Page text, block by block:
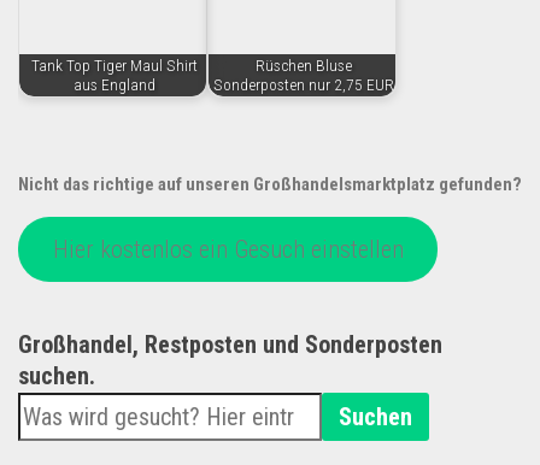
Tank Top Tiger Maul Shirt
aus England
Rüschen Bluse
Sonderposten nur 2,75 EUR
Nicht das richtige auf unseren Großhandelsmarktplatz gefunden?
Hier kostenlos ein Gesuch einstellen
Großhandel, Restposten und Sonderposten
suchen.
Suchen